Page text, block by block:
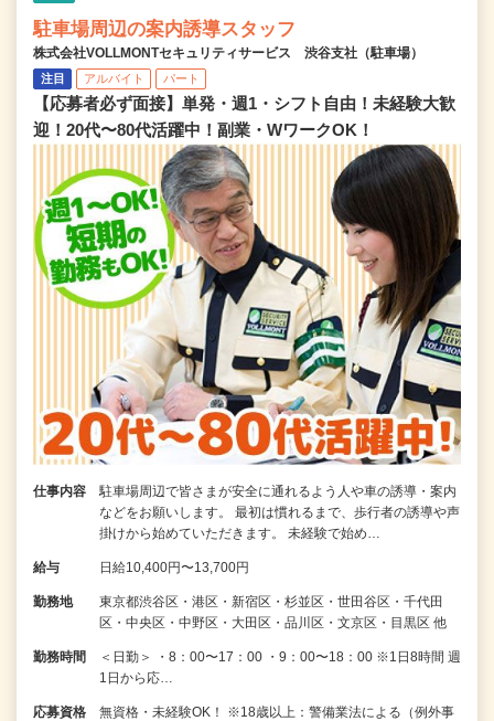
駐車場周辺の案内誘導スタッフ
株式会社VOLLMONTセキュリティサービス 渋谷支社（駐車場）
注目 アルバイト パート
【応募者必ず面接】単発・週1・シフト自由！未経験大歓
迎！20代〜80代活躍中！副業・WワークOK！
仕事内容
駐車場周辺で皆さまが安全に通れるよう人や車の誘導・案内
などをお願いします。 最初は慣れるまで、歩行者の誘導や声
掛けから始めていただきます。 未経験で始め…
給与 日給10,400円〜13,700円
勤務地
東京都渋谷区・港区・新宿区・杉並区・世田谷区・千代田
区・中央区・中野区・大田区・品川区・文京区・目黒区 他
勤務時間
＜日勤＞ ・8：00〜17：00 ・9：00〜18：00 ※1日8時間 週
1日から応…
応募資格
無資格・未経験OK！ ※18歳以上：警備業法による（例外事